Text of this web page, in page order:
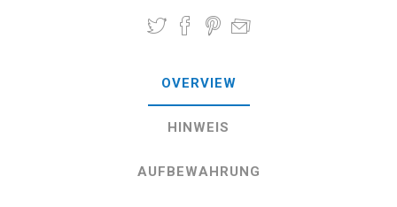
OVERVIEW
HINWEIS
AUFBEWAHRUNG